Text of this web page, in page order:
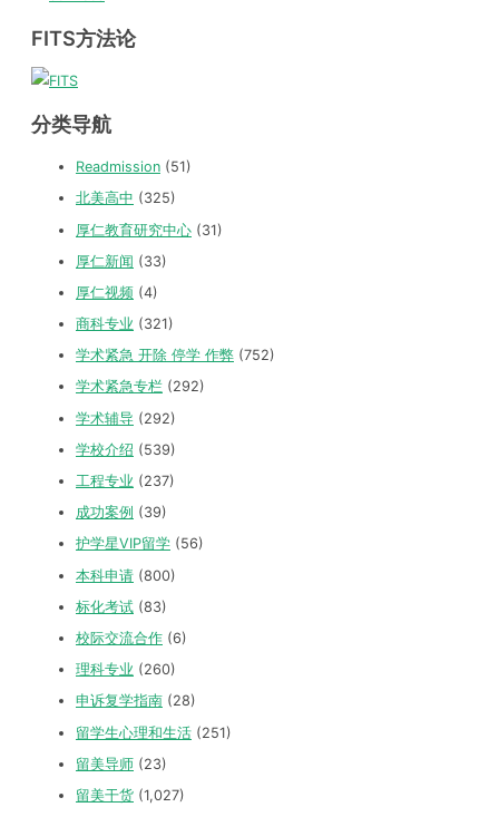
FITS方法论
分类导航
Readmission (51)
北美高中 (325)
厚仁教育研究中心 (31)
厚仁新闻 (33)
厚仁视频 (4)
商科专业 (321)
学术紧急 开除 停学 作弊 (752)
学术紧急专栏 (292)
学术辅导 (292)
学校介绍 (539)
工程专业 (237)
成功案例 (39)
护学星VIP留学 (56)
本科申请 (800)
标化考试 (83)
校际交流合作 (6)
理科专业 (260)
申诉复学指南 (28)
留学生心理和生活 (251)
留美导师 (23)
留美干货 (1,027)